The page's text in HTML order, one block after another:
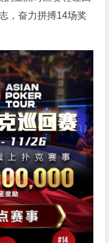
，奋力拼搏14场奖